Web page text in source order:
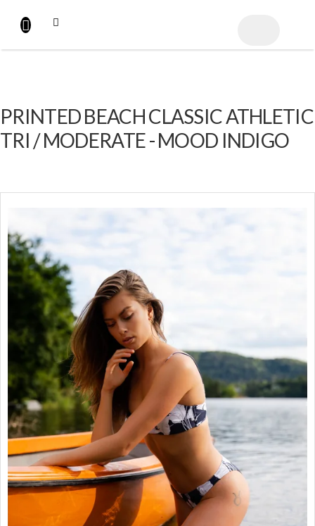
obsah
PRINTED BEACH CLASSIC ATHLETIC
TRI / MODERATE - MOOD INDIGO